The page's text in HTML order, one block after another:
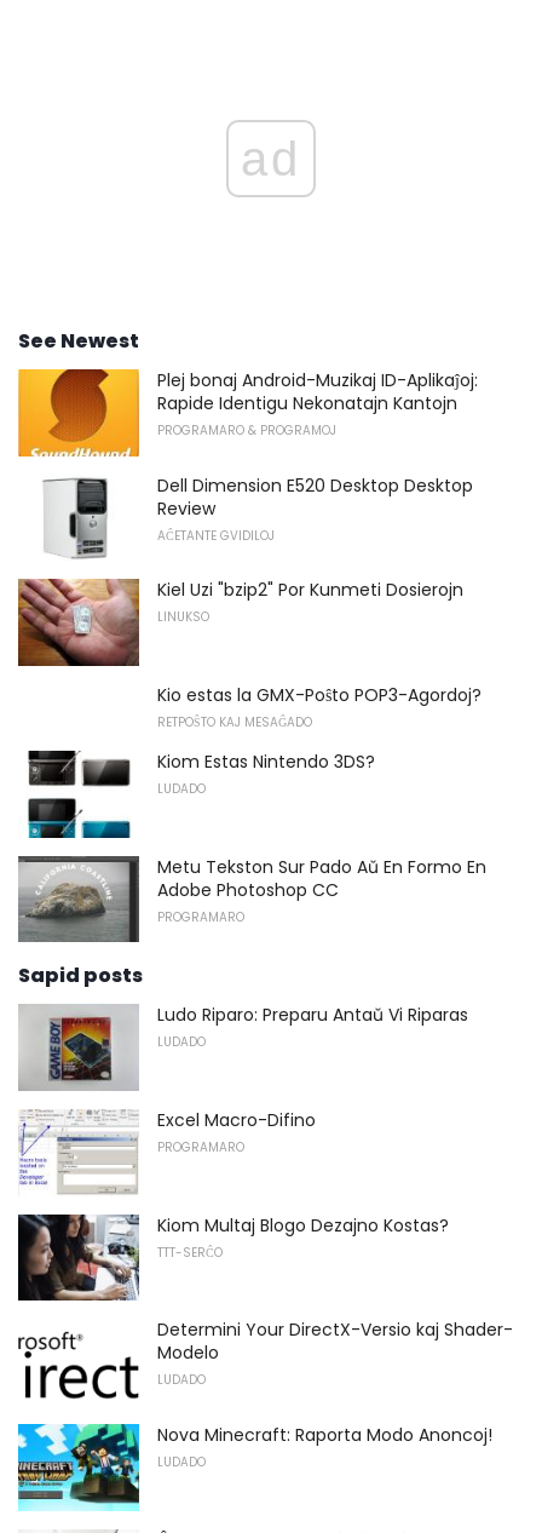
ad
See Newest
Plej bonaj Android-Muzikaj ID-Aplikaĵoj:
Rapide Identigu Nekonatajn Kantojn
PROGRAMARO & PROGRAMOJ
Dell Dimension E520 Desktop Desktop
Review
AĈETANTE GVIDILOJ
Kiel Uzi "bzip2" Por Kunmeti Dosierojn
LINUKSO
Kio estas la GMX-Poŝto POP3-Agordoj?
RETPOŜTO KAJ MESAĜADO
Kiom Estas Nintendo 3DS?
LUDADO
Metu Tekston Sur Pado Aŭ En Formo En
Adobe Photoshop CC
PROGRAMARO
Sapid posts
Ludo Riparo: Preparu Antaŭ Vi Riparas
LUDADO
Excel Macro-Difino
PROGRAMARO
Kiom Multaj Blogo Dezajno Kostas?
TTT-SERĈO
Determini Your DirectX-Versio kaj Shader-
Modelo
LUDADO
Nova Minecraft: Raporta Modo Anoncoj!
LUDADO